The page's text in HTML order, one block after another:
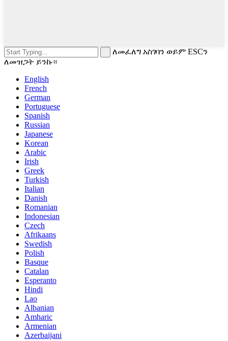
ለመፈለግ አስገባን ወይም ESCን
ለመዝጋት ይንኩ።
English
French
German
Portuguese
Spanish
Russian
Japanese
Korean
Arabic
Irish
Greek
Turkish
Italian
Danish
Romanian
Indonesian
Czech
Afrikaans
Swedish
Polish
Basque
Catalan
Esperanto
Hindi
Lao
Albanian
Amharic
Armenian
Azerbaijani